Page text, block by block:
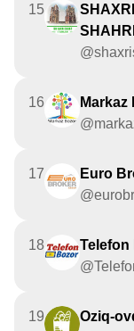
15
16
Markaz
17
Euro
18
Telefon
19
Oziq-